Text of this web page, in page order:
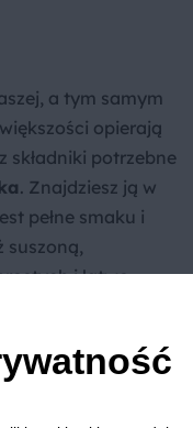
a tym samym
opierają
składniki potrzebne
. Znajdziesz ją w
pełne smaku i
suszoną,
i łatwo
jest